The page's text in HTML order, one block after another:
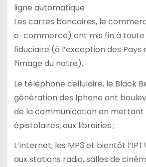
ligne automatique
Les cartes bancaires, le
e-commerce) ont mis fin à toute
fiduciaire (à l’exception des
l’image du notre).
Le téléphone cellulaire, le Black
génération des Iphone ont
de la communication en mettant
épistolaires, aux librairies ;
L’internet, les MP3 et bientôt
aux stations radio, salles de